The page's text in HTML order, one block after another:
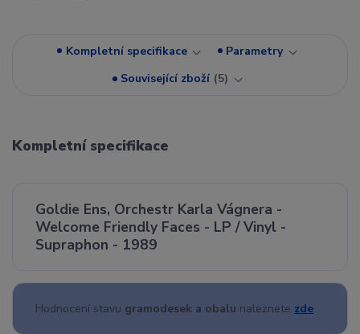
Kompletní specifikace
Parametry
Související zboží 5
Kompletní specifikace
Goldie Ens, Orchestr Karla Vágnera -
Welcome Friendly Faces - LP / Vinyl -
Supraphon - 1989
Hodnocení stavu gramodesek a obalu naleznete zde